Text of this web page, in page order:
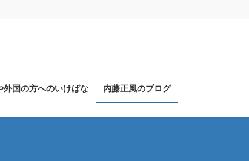
外国の方へのいけばな 内藤正風のブログ